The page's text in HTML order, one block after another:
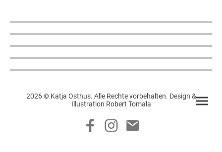
2026 © Katja Osthus. Alle Rechte vorbehalten. Design &
Illustration Robert Tomala